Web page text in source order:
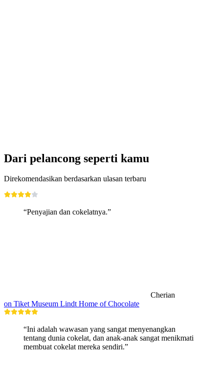
Dari pelancong seperti kamu
Direkomendasikan berdasarkan ulasan terbaru
“Penyajian dan cokelatnya.”
Cherian
on Tiket Museum Lindt Home of Chocolate
“Ini adalah wawasan yang sangat menyenangkan
tentang dunia cokelat, dan anak-anak sangat menikmati
membuat cokelat mereka sendiri.”